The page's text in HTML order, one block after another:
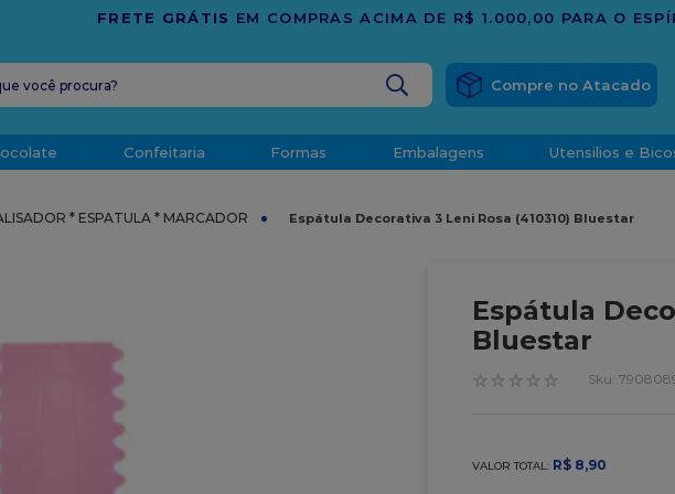
SANTO
você procura?
Confeitaria Formas Embalagens Utensilios e
* ESPATULA * MARCADOR Espátula Decorativa 3 Leni Rosa (410310) Bluestar
Espátula
Bluestar
☆ ☆ ☆ ☆ ☆ :
VALOR TOTAL: R$ 8,90
leite condensado
sacola
granulado
bala
caixa kraft